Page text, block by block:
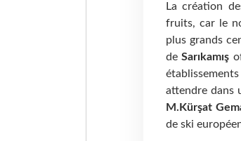
La création
fruits, car le
plus grands
deSarıkamış
attendre dans
M.Kürşat
de ski